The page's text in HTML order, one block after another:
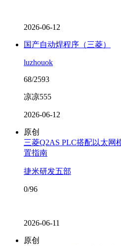
2026-06-12
国产自动焊程序（三菱）
luzhouok
68/2593
凉凉555
2026-06-12
原创
三菱Q2AS PLC搭配以太网
置指南
捷米研发五部
0/96
2026-06-11
原创